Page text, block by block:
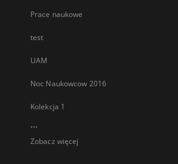
Prace naukowe
test
UAM
Noc Naukowcow 2016
Kolekcja 1
...
Zobacz więcej